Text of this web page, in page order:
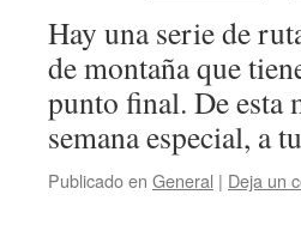
Hay una serie de
de montaña que
punto final. De esta
semana especial,
Publicado en General | Deja un